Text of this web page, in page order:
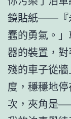
鏡貼紙——『
蠢的勇氣。
器的裝置，
殘的車子從
度，穩穩地
次，夾角是